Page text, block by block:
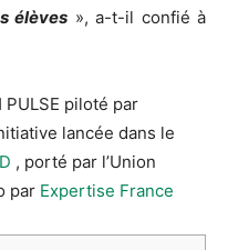
élèves », a-t-il confié à
PULSE piloté par
lancée dans le
, porté par l’Union
par Expertise France